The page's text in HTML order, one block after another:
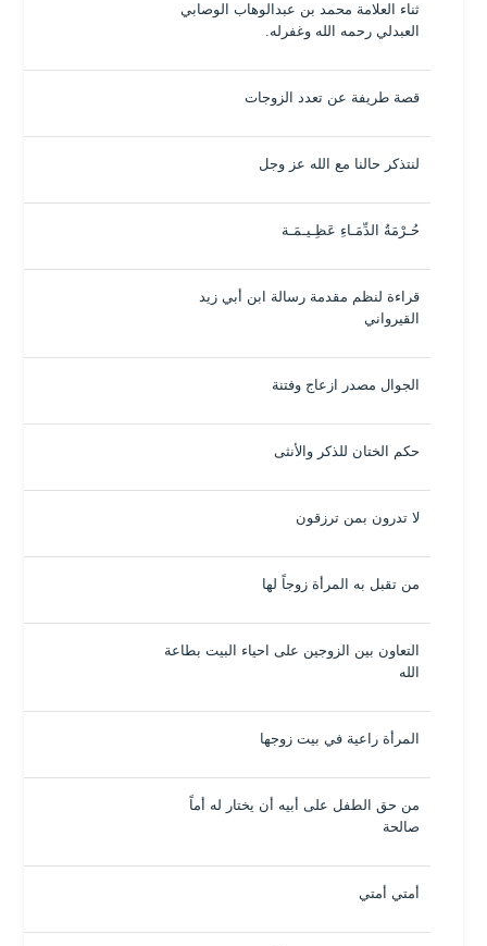
ثناء العلامة محمد بن عبدالوهاب الوصابي
العبدلي رحمه الله وغفرله.
قصة طريفة عن تعدد الزوجات
لنتذكر حالنا مع الله عز وجل
حُـرْمَةُ الدِّمَـاءِ عَظِـيـمَـة
قراءة لنظم مقدمة رسالة ابن أبي زيد
القيرواني
الجوال مصدر ازعاج وفتنة
حكم الختان للذكر والأنثى
لا تدرون بمن ترزقون
من تقبل به المرأة زوجاً لها
التعاون بين الزوجين على احياء البيت بطاعة
الله
المرأة راعية في بيت زوجها
من حق الطفل على أبيه أن يختار له أماً
صالحة
أمتي أمتي